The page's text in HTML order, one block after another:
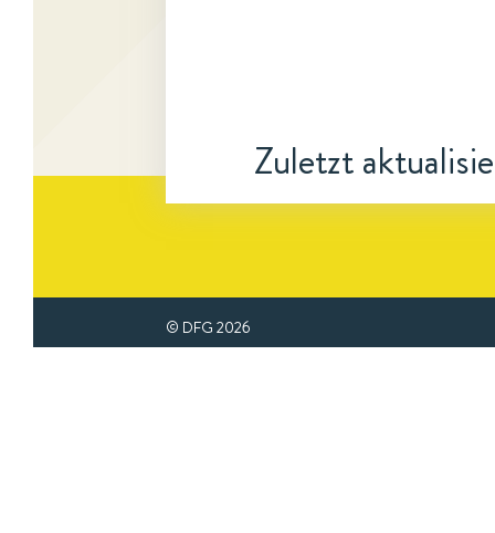
Zuletzt
© DFG 2026